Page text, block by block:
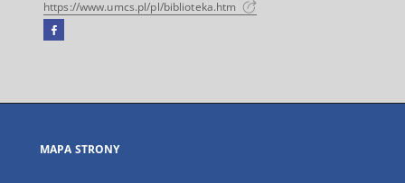
https://www.umcs.pl/pl/biblioteka.htm
Facebook
się
karcie
MAPA STRONY